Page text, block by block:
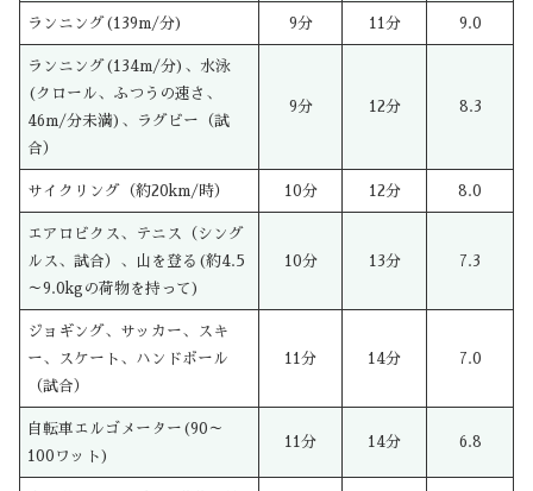
ランニング(139m/分) 9分 11分 9.0
ランニング(134m/分)、水泳
(クロール、ふつうの速さ、
46m/分未満)、ラグビー（試
合）
9分 12分 8.3
サイクリング（約20km/時） 10分 12分 8.0
エアロビクス、テニス（シング
ルス、試合）、山を登る(約4.5
～9.0kgの荷物を持って)
10分 13分 7.3
ジョギング、サッカー、スキ
ー、スケート、ハンドボール
（試合）
11分 14分 7.0
自転車エルゴメーター(90～
100ワット)
11分 14分 6.8